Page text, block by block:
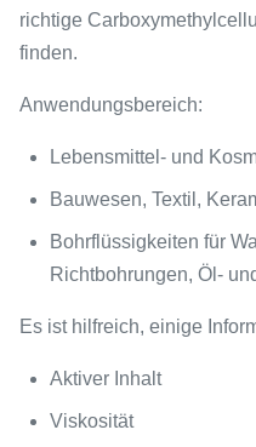
richtige
finden.
Anwendungsbereich:
Lebensmittel- und
Bauwesen, Textil,
Bohrflüssigkeiten für
Richtbohrungen, Öl-
Es ist hilfreich, einige
Aktiver Inhalt
Viskosität